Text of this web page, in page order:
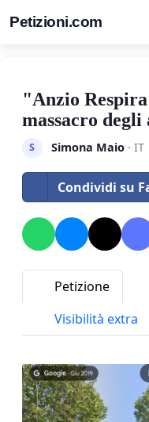
Petizioni.com
"Anzio
massacro
S Simona Maio· IT
Condividi su
Petizione
Visibilità extra